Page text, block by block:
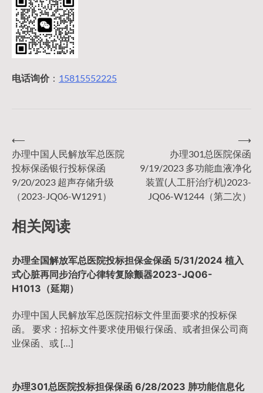
电话询价： 15815552225
文
章
导
⟵
办理中国人民解放军总医院
投标保函银行投标保函
9/20/2023 超声存储升级
（2023-JQ06-W1291）
办理301总医院保函
9/19/2023 多功能血液净化
装置(人工肝治疗机)2023-
JQ06-W1244（第二次）
⟶
相关阅读
办理全国解放军总医院投标担保金保函 5/31/2024 植入
式心脏再同步治疗心律转复除颤器2023-JQ06-
H1013（延期）
办理中国人民解放军总医院招标文件里面要求的投标保
函。 要求：招标文件要求使用银行保函、或者担保公司商
业保函、或 […]
办理301总医院投标担保保函 6/28/2023 肺功能信息化